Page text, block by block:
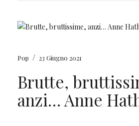
Pop / 23 Giugno 2021
Brutte,
anzi… Anne